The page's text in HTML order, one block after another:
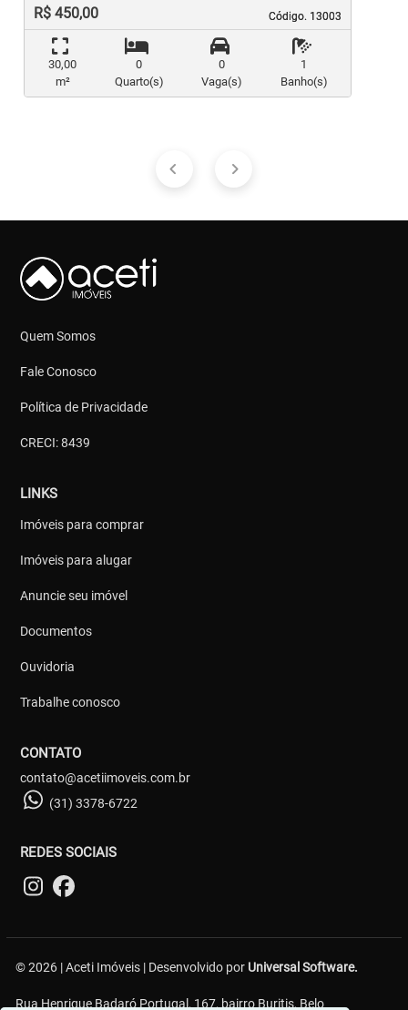
Código. 13003
Código. 13003
R$ 450,00
30,00
m²
0
Quarto(s)
0
Vaga(s)
1
Banho(s)
Quem Somos
Fale Conosco
Política de Privacidade
CRECI: 8439
LINKS
Imóveis para comprar
Imóveis para alugar
Anuncie seu imóvel
Documentos
Ouvidoria
Trabalhe conosco
CONTATO
contato@acetiimoveis.com.br
(31) 3378-6722
REDES SOCIAIS
© 2026 | Aceti Imóveis | Desenvolvido por Universal Software.
Rua Henrique Badaró Portugal, 167, bairro Buritis, Belo